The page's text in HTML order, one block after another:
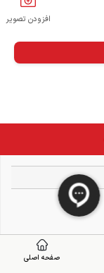
افزودن تصویر
صفحه اصلی